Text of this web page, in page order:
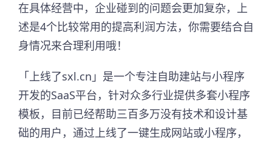
在具体经营中，企业碰到的问题会更加复杂，上
述是4个比较常用的提高利润方法，你需要结合自
身情况来合理利用哦！
「上线了sxl.cn」是一个专注自助建站与小程序
开发的SaaS平台，针对众多行业提供多套小程序
模板，目前已经帮助三百多万没有技术和设计基
础的用户，通过上线了一键生成网站或小程序，